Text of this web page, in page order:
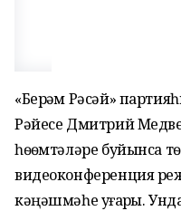
«Берҙәм Рәсәй»
Рәйесе Дмитрий
һѳҙѳмтәләре буйынса
видеоконференция
кәңәшмәһе уҙғарҙы.